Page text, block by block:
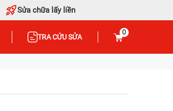
Sửa chữa lấy liền
TRA CỨU SỬA
0